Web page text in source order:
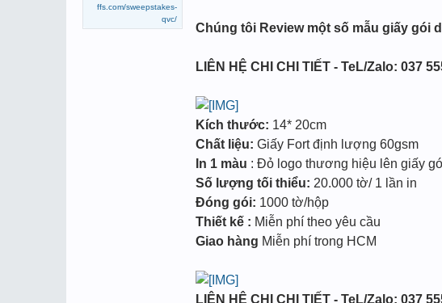
ffs.com/sweepstakes-
qvc/
Chúng tôi Review một số mẫu giấy gói
LIÊN HỆ CHI CHI TIẾT - TeL/Zalo: 037
Kích thước: 14* 20cm
Chất liệu: Giấy Fort định lượng 60gsm
In 1 màu : Đỏ logo thương hiệu lên giấy
Số lượng tối thiểu: 20.000 tờ/ 1 lần in
Đóng gói: 1000 tờ/hộp
Thiết kế : Miễn phí theo yêu cầu
Giao hàng Miễn phí trong HCM
LIÊN HỆ CHI CHI TIẾT - TeL/Zalo: 037